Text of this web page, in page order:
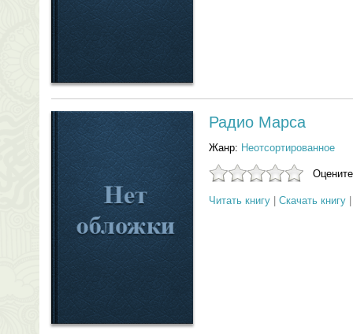
Радио Марса
Жанр: Неотсортированное
Читать книгу Скачать книгу